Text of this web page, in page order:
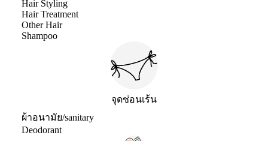
Hair Styling
Hair Treatment
Other Hair
Shampoo
จุดซ่อนเร้น
ผ้าอนามัย/sanitary
Deodorant